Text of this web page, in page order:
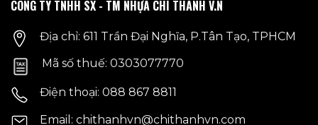
CÔNG TY TNHH SX - TM NHỰA CHÍ THÀNH V.N
Địa chỉ: 611 Trần Đại Nghĩa, P.Tân Tạo, TPHCM
Mã số thuế: 0303077770
Điện thoại: 088 867 8811
Email: chithanhvn@chithanhvn.com